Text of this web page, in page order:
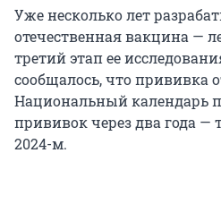
Уже несколько лет
отечественная вакцина —
третий этап ее
сообщалось, что прививка
Национальный календарь
прививок через два года
2024-м.